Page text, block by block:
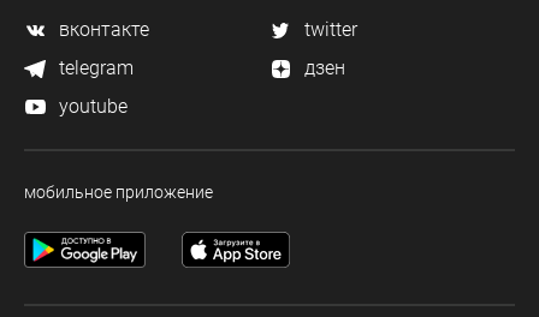
вконтакте
twitter
telegram
дзен
youtube
мобильное приложение